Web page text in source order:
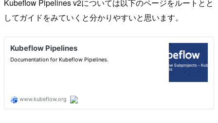
Kubeflow Pipelines v2については以下のページをルートとと
してガイドをみていくと分かりやすいと思います。